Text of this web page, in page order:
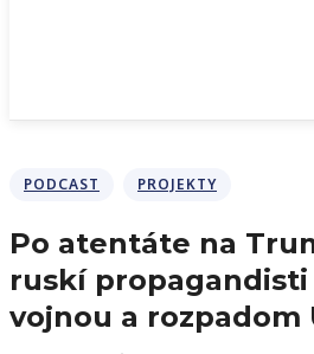
PODCAST PROJEKTY
Po atentáte na
ruskí propagandisti
vojnou a rozpadom